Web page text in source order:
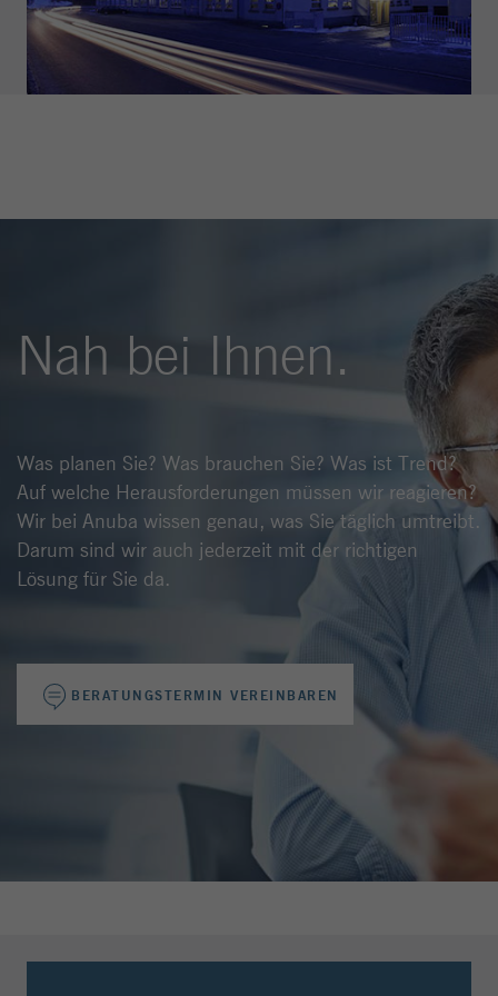
Nah bei Ihnen.
Was planen Sie? Was brauchen Sie? Was ist Trend?
Auf welche Herausforderungen müssen wir reagieren?
Wir bei Anuba wissen genau, was Sie täglich umtreibt.
Darum sind wir auch jederzeit mit der richtigen
Lösung für Sie da.
BERATUNGSTERMIN VEREINBAREN
Informationen anonym und weisen eine
zufällig generierte Nummer zu, um
eindeutige Besucher zu identifizieren.